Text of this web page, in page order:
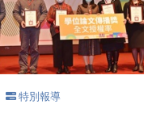
特別報導